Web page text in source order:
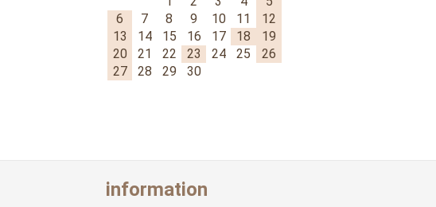
6
7 8 9 10 11
12
13
14 15 16 17 18
19
20
21 22 23 24 25
26
27
28 29 30
information